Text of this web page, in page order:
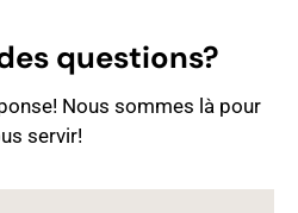
questions?
Nous sommes là pour
servir!